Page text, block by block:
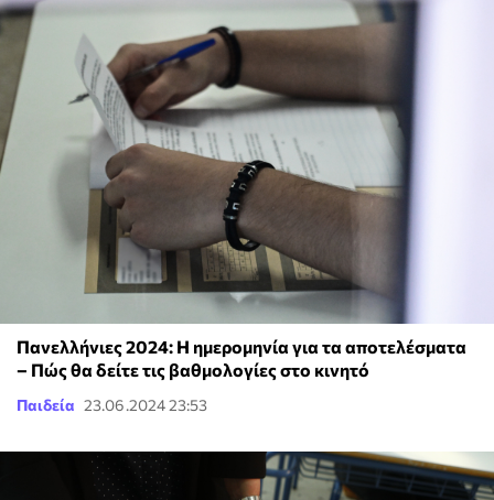
Πανελλήνιες 2024: Η ημερομηνία για τα αποτελέσματα
– Πώς θα δείτε τις βαθμολογίες στο κινητό
Παιδεία 23.06.2024 23:53